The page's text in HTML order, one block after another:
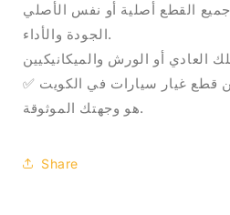
جميع القطع أصلية أو نفس الأصلي OEM ومضمونة من ناحية
الجودة والأداء.
✅ إذا تبحث عن قطع غيار سيارات في الكويت، MHAM Auto
هو وجهتك الموثوقة.
Share